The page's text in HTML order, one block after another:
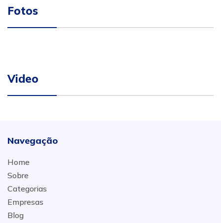
Fotos
Video
Navegação
Home
Sobre
Categorias
Empresas
Blog